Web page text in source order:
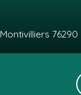
Montivilliers 76290